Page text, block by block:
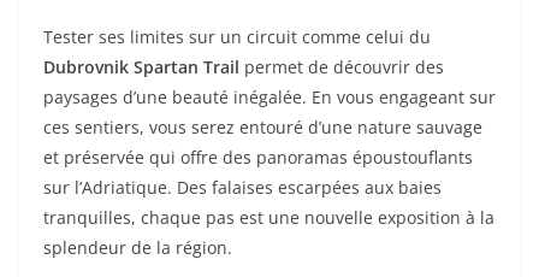
Tester ses limites sur un circuit comme celui du
Dubrovnik Spartan Trail permet de découvrir des
paysages d’une beauté inégalée. En vous engageant sur
ces sentiers, vous serez entouré d’une nature sauvage
et préservée qui offre des panoramas époustouflants
sur l’Adriatique. Des falaises escarpées aux baies
tranquilles, chaque pas est une nouvelle exposition à la
splendeur de la région.